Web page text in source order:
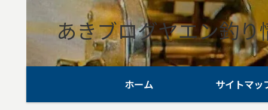
あきブログヤエン釣
ホーム サイトマッ